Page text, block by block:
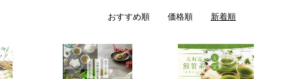
おすすめ順 価格順 新着順